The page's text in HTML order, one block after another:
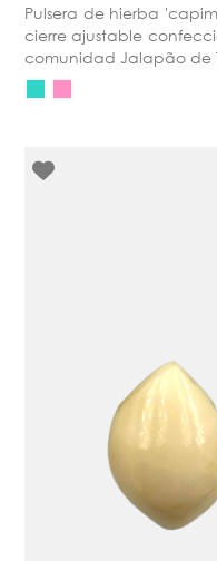
Pulsera de hierba
cierre ajustable
comunidad Jalapão de